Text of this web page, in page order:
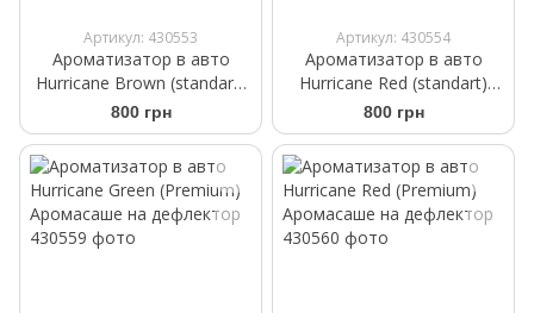
Артикул: 430553
Ароматизатор в авто
Hurricane Brown (standart)
Аромасаше на дефлектор
800 грн
Артикул: 430554
Ароматизатор в авто
Hurricane Red (standart)
Аромасаше на дефлектор
800 грн